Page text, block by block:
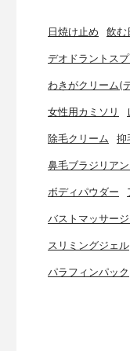
日焼け止め 飲む
デオドラントス
わきがクリーム(
女性用カミソリ
除毛クリーム 抑
鼻毛ブラジリア
ボディパウダー
バストマッサー
スリミングジェル
パラフィンパック